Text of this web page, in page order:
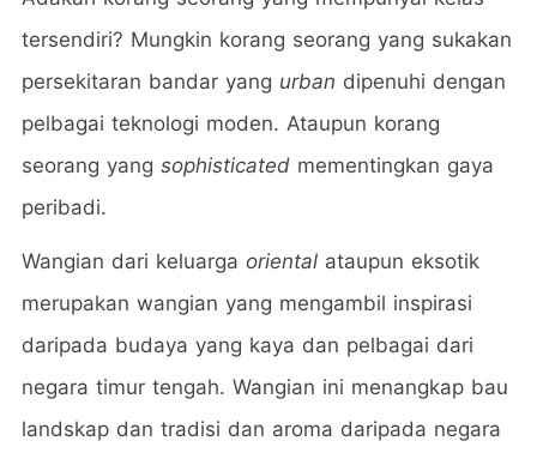
tersendiri? Mungkin korang seorang yang sukakan
persekitaran bandar yang urban dipenuhi dengan
pelbagai teknologi moden. Ataupun korang
seorang yang sophisticated mementingkan gaya
peribadi.
Wangian dari keluarga oriental ataupun eksotik
merupakan wangian yang mengambil inspirasi
daripada budaya yang kaya dan pelbagai dari
negara timur tengah. Wangian ini menangkap bau
landskap dan tradisi dan aroma daripada negara